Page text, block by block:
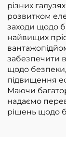
різних
розвитком
заходи щодо
найвищих
забезпечити
щодо
підвищення
Маючи
надаємо
рішень щодо